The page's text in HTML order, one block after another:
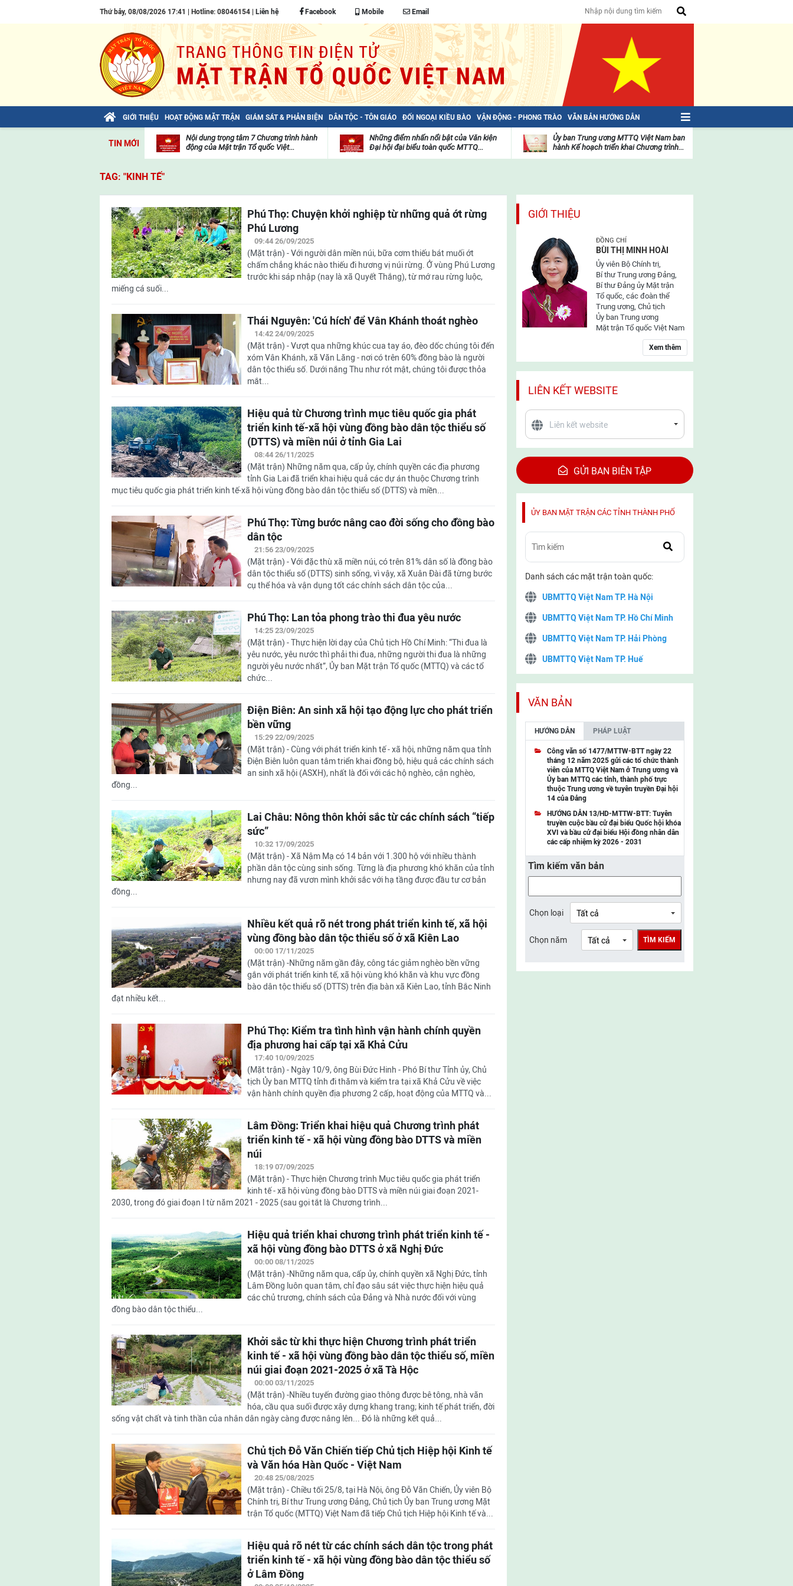
Thứ bảy, 08/08/2026 17:41 | Hotline: 08046154 | Liên hệ Facebook Mobile Email
GIỚI THIỆU HOẠT ĐỘNG MẶT TRẬN GIÁM SÁT & PHẢN BIỆN DÂN TỘC - TÔN GIÁO ĐỐI NGOẠI KIỀU BÀO VẬN ĐỘNG - PHONG TRÀO VĂN BẢN HƯỚNG DẪN
TIN MỚI
Bài viết của Tổng Bí thư Tô Lâm: TIẾN
viện
Nội dung trọng tâm 7 Chương trình hành
động của Mặt trận Tổ quốc Việt...
Những điểm nhấn nổi bật của Văn kiện
Đại hội đại biểu toàn quốc MTTQ...
mặt
trận
Ủy ban Trung ương MTTQ Việt Nam ban
hành Kế hoạch triển khai Chương trình...
TAG: "KINH TẾ"
Phú Thọ: Chuyện khởi nghiệp từ những quả ớt rừng
Phú Lương
09:44 26/09/2025
(Mặt trận) - Với người dân miền núi, bữa cơm thiếu bát muối ớt
chấm chẳng khác nào thiếu đi hương vị núi rừng. Ở vùng Phú Lương
trước khi sáp nhập (nay là xã Quyết Thắng), từ mớ rau rừng luộc,
miếng cá suối...
Thái Nguyên: 'Cú hích' để Vân Khánh thoát nghèo
14:42 24/09/2025
(Mặt trận) - Vượt qua những khúc cua tay áo, đèo dốc chúng tôi đến
xóm Vân Khánh, xã Văn Lăng - nơi có trên 60% đồng bào là người
dân tộc thiểu số. Dưới nắng Thu như rót mật, chúng tôi được thỏa
mắt...
Hiệu quả từ Chương trình mục tiêu quốc gia phát
triển kinh tế-xã hội vùng đồng bào dân tộc thiểu số
(DTTS) và miền núi ở tỉnh Gia Lai
08:44 26/11/2025
(Mặt trận) Những năm qua, cấp ủy, chính quyền các địa phương
tỉnh Gia Lai đã triển khai hiệu quả các dự án thuộc Chương trình
mục tiêu quốc gia phát triển kinh tế-xã hội vùng đồng bào dân tộc thiểu số (DTTS) và miền...
Phú Thọ: Từng bước nâng cao đời sống cho đồng bào
dân tộc
21:56 23/09/2025
(Mặt trận) - Với đặc thù xã miền núi, có trên 81% dân số là đồng bào
dân tộc thiểu số (DTTS) sinh sống, vì vậy, xã Xuân Đài đã từng bước
cụ thể hóa và vận dụng tốt các chính sách dân tộc của...
Phú Thọ: Lan tỏa phong trào thi đua yêu nước
14:25 23/09/2025
(Mặt trận) - Thực hiện lời dạy của Chủ tịch Hồ Chí Minh: “Thi đua là
yêu nước, yêu nước thì phải thi đua, những người thi đua là những
người yêu nước nhất”, Ủy ban Mặt trận Tổ quốc (MTTQ) và các tổ
chức...
Điện Biên: An sinh xã hội tạo động lực cho phát triển
bền vững
15:29 22/09/2025
(Mặt trận) - Cùng với phát triển kinh tế - xã hội, những năm qua tỉnh
Điện Biên luôn quan tâm triển khai đồng bộ, hiệu quả các chính sách
an sinh xã hội (ASXH), nhất là đối với các hộ nghèo, cận nghèo,
đồng...
Lai Châu: Nông thôn khởi sắc từ các chính sách “tiếp
sức”
10:32 17/09/2025
(Mặt trận) - Xã Nậm Mạ có 14 bản với 1.300 hộ với nhiều thành
phần dân tộc cùng sinh sống. Từng là địa phương khó khăn của tỉnh
nhưng nay đã vươn mình khởi sắc với hạ tầng được đầu tư cơ bản
đồng...
Nhiều kết quả rõ nét trong phát triển kinh tế, xã hội
vùng đồng bào dân tộc thiểu số ở xã Kiên Lao
00:00 17/11/2025
(Mặt trận) -Những năm gần đây, công tác giảm nghèo bền vững
gắn với phát triển kinh tế, xã hội vùng khó khăn và khu vực đồng
bào dân tộc thiểu số (DTTS) trên địa bàn xã Kiên Lao, tỉnh Bắc Ninh
đạt nhiều kết...
Phú Thọ: Kiểm tra tình hình vận hành chính quyền
địa phương hai cấp tại xã Khả Cửu
17:40 10/09/2025
(Mặt trận) - Ngày 10/9, ông Bùi Đức Hinh - Phó Bí thư Tỉnh ủy, Chủ
tịch Ủy ban MTTQ tỉnh đi thăm và kiểm tra tại xã Khả Cửu về việc
vận hành chính quyền địa phương 2 cấp, hoạt động của MTTQ và...
Lâm Đồng: Triển khai hiệu quả Chương trình phát
triển kinh tế - xã hội vùng đồng bào DTTS và miền
núi
18:19 07/09/2025
(Mặt trận) - Thực hiện Chương trình Mục tiêu quốc gia phát triển
kinh tế - xã hội vùng đồng bào DTTS và miền núi giai đoạn 2021-
2030, trong đó giai đoạn I từ năm 2021 - 2025 (sau gọi tắt là Chương trình...
Hiệu quả triển khai chương trình phát triển kinh tế -
xã hội vùng đồng bào DTTS ở xã Nghị Đức
00:00 08/11/2025
(Mặt trận) -Những năm qua, cấp ủy, chính quyền xã Nghị Đức, tỉnh
Lâm Đồng luôn quan tâm, chỉ đạo sâu sát việc thực hiện hiệu quả
các chủ trương, chính sách của Đảng và Nhà nước đối với vùng
đồng bào dân tộc thiểu...
Khởi sắc từ khi thực hiện Chương trình phát triển
kinh tế - xã hội vùng đồng bào dân tộc thiểu số, miền
núi giai đoạn 2021-2025 ở xã Tà Hộc
00:00 03/11/2025
(Mặt trận) -Nhiều tuyến đường giao thông được bê tông, nhà văn
hóa, cầu qua suối được xây dựng khang trang; kinh tế phát triển, đời
sống vật chất và tinh thần của nhân dân ngày càng được nâng lên... Đó là những kết quả...
Chủ tịch Đỗ Văn Chiến tiếp Chủ tịch Hiệp hội Kinh tế
và Văn hóa Hàn Quốc - Việt Nam
20:48 25/08/2025
(Mặt trận) - Chiều tối 25/8, tại Hà Nội, ông Đỗ Văn Chiến, Ủy viên Bộ
Chính trị, Bí thư Trung ương Đảng, Chủ tịch Ủy ban Trung ương Mặt
trận Tổ quốc (MTTQ) Việt Nam đã tiếp Chủ tịch Hiệp hội Kinh tế và...
Hiệu quả rõ nét từ các chính sách dân tộc trong phát
triển kinh tế - xã hội vùng đồng bào dân tộc thiểu số
ở Lâm Đồng
GIỚI THIỆU
ĐỒNG CHÍ
BÙI THỊ MINH HOÀI
Ủy viên Bộ Chính trị,
Bí thư Trung ương Đảng,
Bí thư Đảng ủy Mặt trận
Tổ quốc, các đoàn thể
Trung ương, Chủ tịch
Ủy ban Trung ương
Mặt trận Tổ quốc Việt Nam
Xem thêm
LIÊN KẾT WEBSITE
GỬI BAN BIÊN TẬP
ỦY BAN MẶT TRẬN CÁC TỈNH THÀNH PHỐ
Danh sách các mặt trận toàn quốc:
UBMTTQ Việt Nam TP. Hà Nội
UBMTTQ Việt Nam TP. Hồ Chí Minh
UBMTTQ Việt Nam TP. Hải Phòng
UBMTTQ Việt Nam TP. Huế
UBMTTQ Việt Nam TP. Cần Thơ
UBMTTQ Việt Nam tỉnh Quảng Ninh
UBMTTQ Việt Nam tỉnh Cao Bằng
UBMTTQ Việt Nam tỉnh Lạng Sơn
UBMTTQ Việt Nam tỉnh Lai Châu
UBMTTQ Việt Nam tỉnh Điện Biên
UBMTTQ Việt Nam tỉnh Sơn La
UBMTTQ Việt Nam tỉnh Thanh Hóa
UBMTTQ Việt Nam tỉnh Nghệ An
UBMTTQ Việt Nam tỉnh Lào Cai
UBMTTQ Việt Nam tỉnh Thái Nguyên
VĂN BẢN
HƯỚNG DẪN PHÁP LUẬT
Công văn số 1477/MTTW-BTT ngày 22
tháng 12 năm 2025 gửi các tổ chức thành
viên của MTTQ Việt Nam ở Trung ương và
Ủy ban MTTQ các tỉnh, thành phố trực
thuộc Trung ương về tuyên truyền Đại hội
14 của Đảng
HƯỚNG DẪN 13/HD-MTTW-BTT: Tuyên
truyền cuộc bầu cử đại biểu Quốc hội khóa
XVI và bầu cử đại biểu Hội đồng nhân dân
các cấp nhiệm kỳ 2026 - 2031
Tìm kiếm văn bản
Chọn loại
Chọn năm TÌM KIẾM